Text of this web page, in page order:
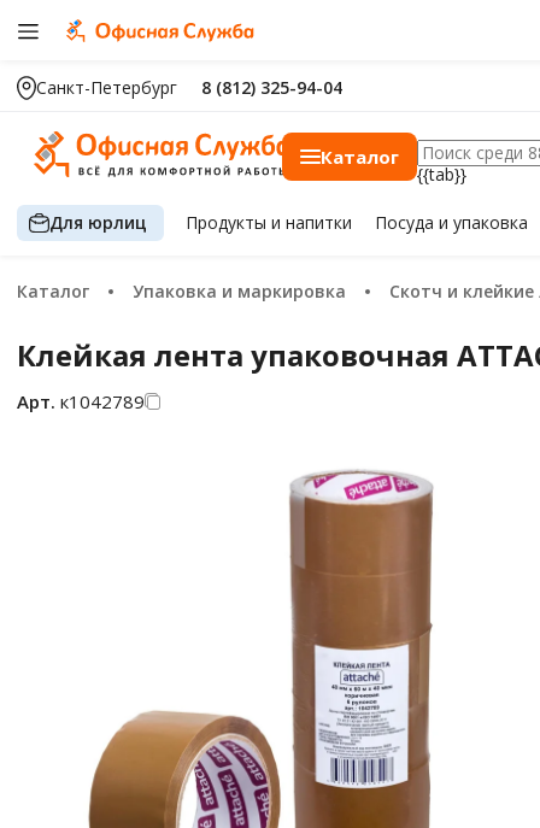
Санкт-Петербург 8 (812) 325-94-04
Каталог
{{tab}}
Для юрлиц Продуктыи напитки Посуда и упаковка
Каталог Упаковка и маркировка Скотч и
Клейкая лента упаковочная
Арт. к1042789